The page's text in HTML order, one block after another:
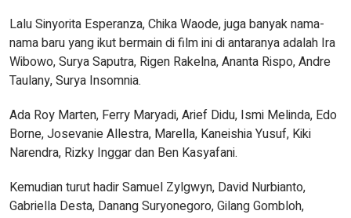
Lalu Sinyorita Esperanza, Chika Waode, juga banyak nama-
nama baru yang ikut bermain di film ini di antaranya adalah Ira
Wibowo, Surya Saputra, Rigen Rakelna, Ananta Rispo, Andre
Taulany, Surya Insomnia.
Ada Roy Marten, Ferry Maryadi, Arief Didu, Ismi Melinda, Edo
Borne, Josevanie Allestra, Marella, Kaneishia Yusuf, Kiki
Narendra, Rizky Inggar dan Ben Kasyafani.
Kemudian turut hadir Samuel Zylgwyn, David Nurbianto,
Gabriella Desta, Danang Suryonegoro, Gilang Gombloh,